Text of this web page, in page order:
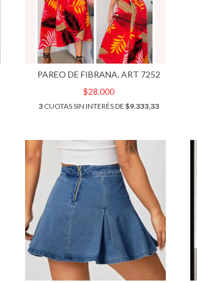
PAREO DE FIBRANA. ART 7252
$28.000
3CUOTAS SIN INTERÉS DE $9.333,33